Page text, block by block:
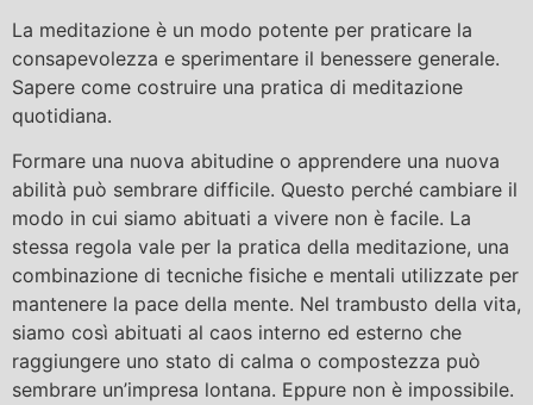
La meditazione è un modo potente per praticare la
consapevolezza e sperimentare il benessere generale.
Sapere come costruire una pratica di meditazione
quotidiana.
Formare una nuova abitudine o apprendere una nuova
abilità può sembrare difficile. Questo perché cambiare il
modo in cui siamo abituati a vivere non è facile. La
stessa regola vale per la pratica della meditazione, una
combinazione di tecniche fisiche e mentali utilizzate per
mantenere la pace della mente. Nel trambusto della vita,
siamo così abituati al caos interno ed esterno che
raggiungere uno stato di calma o compostezza può
sembrare un’impresa lontana. Eppure non è impossibile.